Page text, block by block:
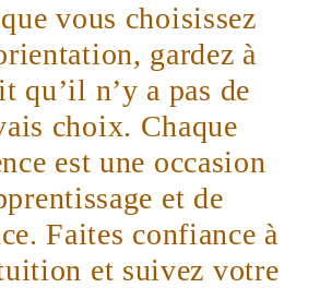
vous choisissez
gardez à
qu’il n’y a pas de
choix. Chaque
est une occasion
et de
Faites confiance à
et suivez votre